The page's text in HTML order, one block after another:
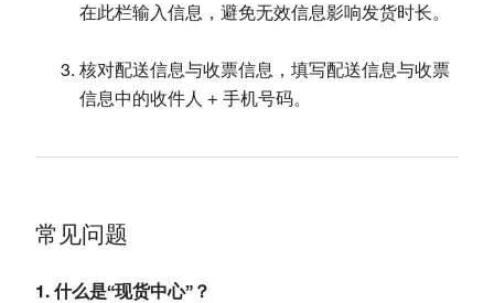
在此栏输入信息，避免无效信息影响发货时长。
核对配送信息与收票信息，填写配送信息与收票
信息中的收件人 + 手机号码。
常见问题
1. 什么是“现货中心”？